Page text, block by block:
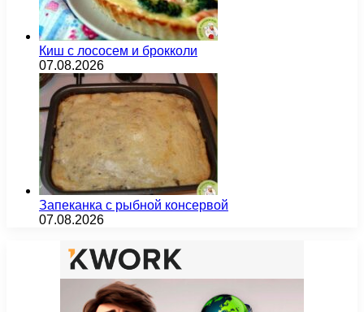
Киш с лососем и брокколи
07.08.2026
Запеканка с рыбной консервой
07.08.2026